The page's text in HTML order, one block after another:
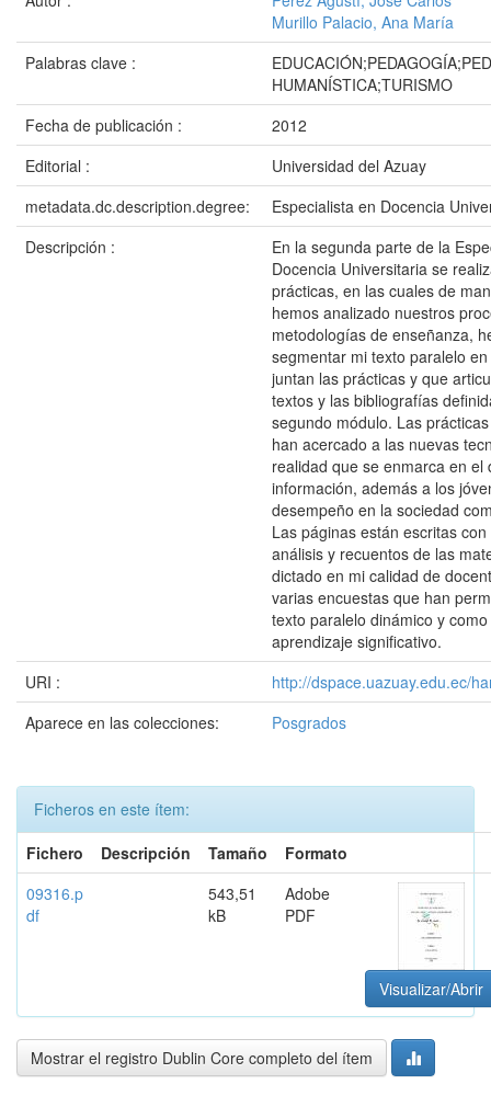
Murillo Palacio, Ana María
Palabras clave :
HUMANÍSTICA;TURISMO
Fecha de publicación :
2012
Editorial :
Universidad del Azuay
metadata.dc.description.degree:
Especialista en Docencia
Descripción :
En la segunda parte de la
Docencia Universitaria se
prácticas, en las cuales de
hemos analizado nuestros
metodologías de enseñanza,
segmentar mi texto paralelo
juntan las prácticas y que
textos y las bibliografías
segundo módulo. Las
han acercado a las nuevas
realidad que se enmarca en el
información, además a los
desempeño en la sociedad
Las páginas están escritas
análisis y recuentos de las
dictado en mi calidad de
varias encuestas que han
texto paralelo dinámico y
aprendizaje significativo.
URI :
http://dspace.uazuay.edu.ec/
Aparece en las colecciones:
Posgrados
Ficheros en este ítem:
Fichero
Descripción Tamaño
Formato
09316.p
df
543,51
kB
Adobe
PDF
Visualizar/Abrir
Mostrar el registro Dublin Core completo del ítem